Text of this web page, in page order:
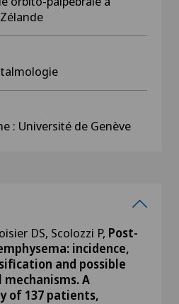
: Université de Genève
DS, Scolozzi P, Post-
incidence,
and possible
A
of 137 patients,